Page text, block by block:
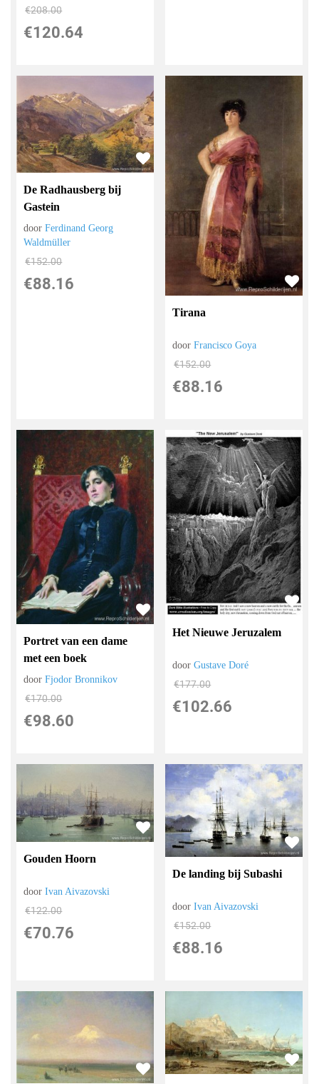
€208.00
€120.64
De Radhausberg bij
Gastein
doorFerdinand Georg
Waldmüller
€152.00
€88.16
Tirana
doorFrancisco Goya
€152.00
€88.16
Portret van een dame
met een boek
doorFjodor Bronnikov
€170.00
€98.60
Het Nieuwe Jeruzalem
doorGustave Doré
€177.00
€102.66
Gouden Hoorn
doorIvan Aivazovski
€122.00
€70.76
De landing bij Subashi
doorIvan Aivazovski
€152.00
€88.16